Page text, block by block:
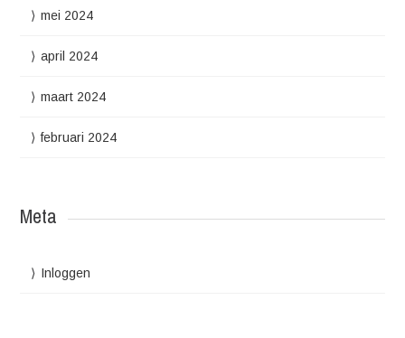
mei 2024
april 2024
maart 2024
februari 2024
Meta
Inloggen